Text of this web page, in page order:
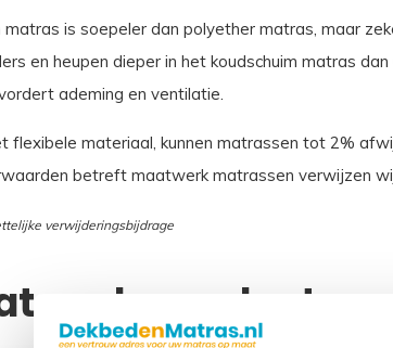
matras is soepeler dan polyether matras, maar
en heupen dieper in het koudschuim matras
ademing en ventilatie.
flexibele materiaal, kunnen matrassen tot 2%
betreft maatwerk matrassen verwijzen
verwijderingsbijdrage
producten